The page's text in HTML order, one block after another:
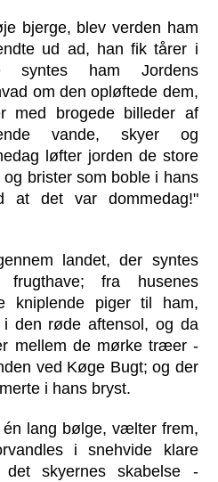
bjerge, blev verden ham
ud ad, han fik tårer i
syntes ham Jordens
om den opløftede dem,
med brogede billeder af
vande, skyer og
løfter jorden de store
brister som boble i hans
at det var dommedag!"
landet, der syntes
fra husenes
kniplende piger til ham,
i den røde aftensol, og da
mellem de mørke træer -
ved Køge Bugt; og der
i hans bryst.
lang bølge, vælter frem,
i snehvide klare
skyernes skabelse -